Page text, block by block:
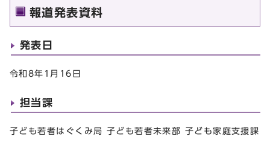
報道発表資料
発表日
令和8年1月16日
担当課
子ども若者はぐくみ局 子ども若者未来部 子ども家庭支援課